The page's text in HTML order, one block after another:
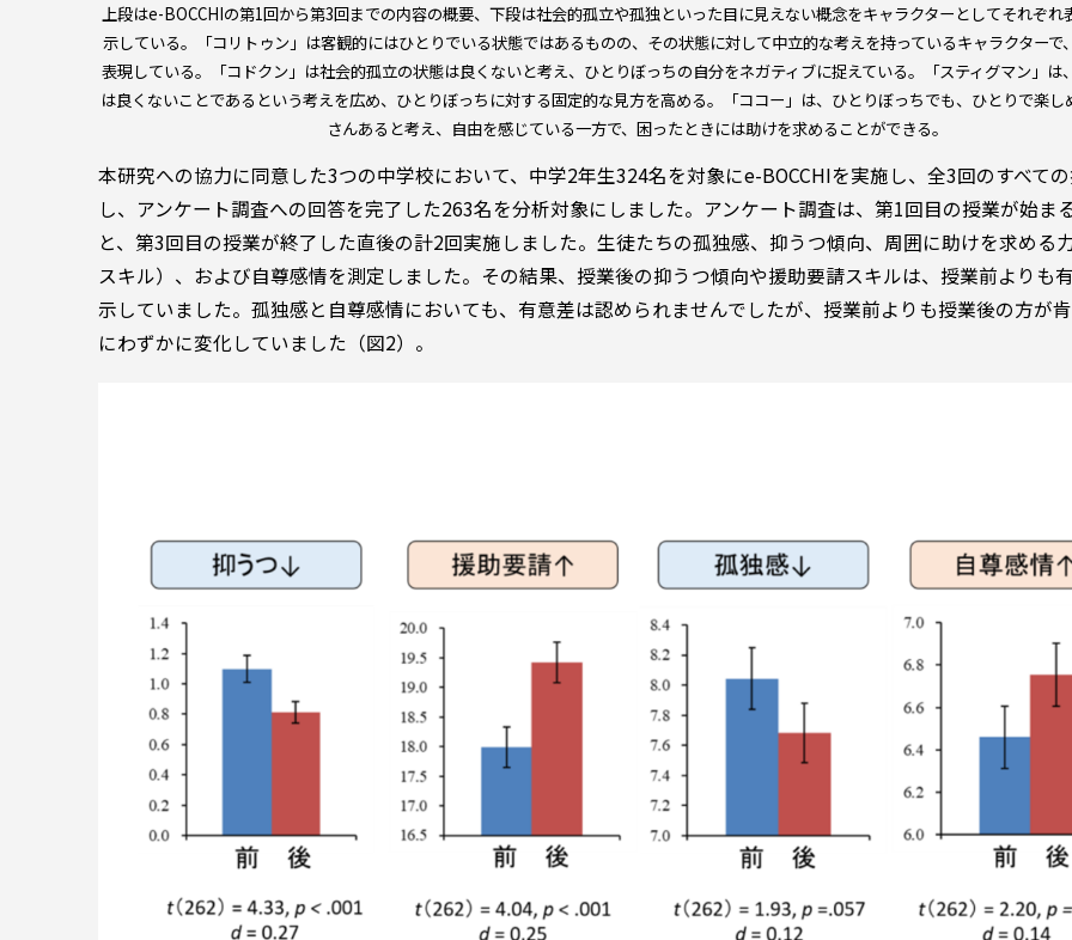
上段はe-BOCCHIの第1回から第3回までの内容の概要、下段は社会的孤立や孤独といった目に見えない概念をキャラクターとしてそれぞれ
示している。「コリトゥン」は客観的にはひとりでいる状態ではあるものの、その状態に対して中立的な考えを持っているキャラクターで
表現している。「コドクン」は社会的孤立の状態は良くないと考え、ひとりぼっちの自分をネガティブに捉えている。「スティグマン」は
は良くないことであるという考えを広め、ひとりぼっちに対する固定的な見方を高める。「ココー」は、ひとりぼっちでも、ひとりで楽し
さんあると考え、自由を感じている一方で、困ったときには助けを求めることができる。
本研究への協力に同意した3つの中学校において、中学2年生324名を対象にe-BOCCHIを実施し、全3回のすべて
し、アンケート調査への回答を完了した263名を分析対象にしました。アンケート調査は、第1回目の授業が始ま
と、第3回目の授業が終了した直後の計2回実施しました。生徒たちの孤独感、抑うつ傾向、周囲に助けを求める
スキル）、および自尊感情を測定しました。その結果、授業後の抑うつ傾向や援助要請スキルは、授業前よりも
示していました。孤独感と自尊感情においても、有意差は認められませんでしたが、授業前よりも授業後の方が
にわずかに変化していました（図2）。